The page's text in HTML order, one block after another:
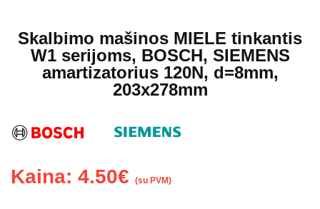
Skalbimo mašinos MIELE tinkantis
W1 serijoms, BOSCH, SIEMENS
amartizatorius 120N, d=8mm,
203x278mm
Kaina: 4.50€ (su PVM)